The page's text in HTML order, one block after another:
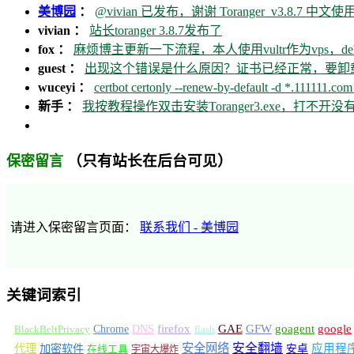
美博园 ： @vivian 已发布，谢谢 Toranger_v3.8.7 中文使
vivian ： 站长toranger 3.8.7发布了
fox ： 麻烦博主更新一下流程，本人使用vultr作为vps，
guest ： 出现这个错误是什么原因？证书已经正常，要卸
wuceyi ： certbot certonly --renew-by-default -d
新手 ： 我按教程操作双击安装Toranger3.exe，打不开没
保密留言 （只有站长在后台可见）
请进入保密留言页面： 联系我们 - 美博园
关键词索引
BlackBeltPrivacy Chrome DNS firefox flash GAE GFW goagent google
代理 加密软件 在线工具 宇宙大爆炸 安全网络 安全翻墙 安卓 应用程